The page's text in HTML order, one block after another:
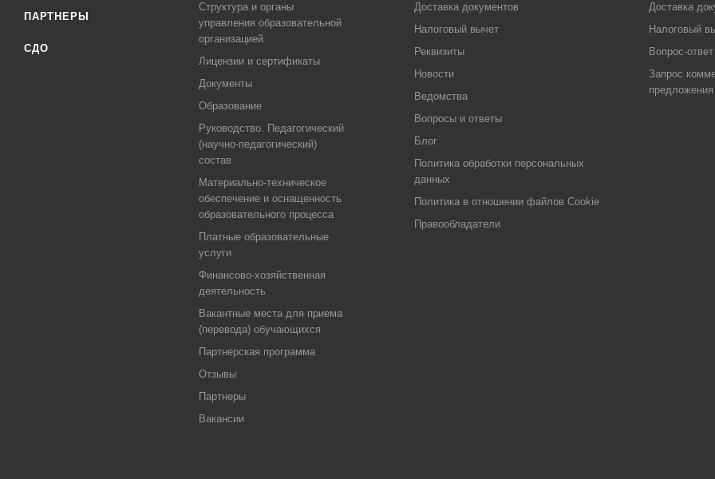
ПАРТНЕРЫ
СДО
Структура и органы
управления образовательной
организацией
Лицензии и сертификаты
Документы
Образование
Руководство. Педагогический
(научно-педагогический)
состав
Материально-техническое
обеспечение и оснащенность
образовательного процесса
Платные образовательные
услуги
Финансово-хозяйственная
деятельность
Вакантные места для приема
(перевода) обучающихся
Партнерская программа
Отзывы
Партнеры
Вакансии
Доставка документов
Налоговый вычет
Реквизиты
Новости
Ведомства
Вопросы и ответы
Блог
Политика обработки персональных
данных
Политика в отношении файлов Cookie
Правообладатели
Доставка
Налоговый
Вопрос-ответ
Запрос
предложения